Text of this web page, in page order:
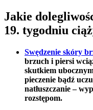
Jakie
19. tygodniu
Swędzenie skóry
brzuch i piersi
skutkiem
pieczenie bądź
natłuszczanie –
rozstępom.